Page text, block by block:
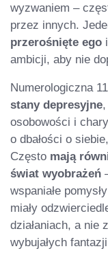
wyzwaniem –
przez innych.
przerośnięte ego
ambicji, aby nie
Numerologiczna
stany depresyjne
osobowości i
o dbałości o
Często mają
świat wyobrażeń
wspaniałe
miały
działaniach, a nie
wybujałych